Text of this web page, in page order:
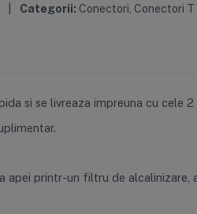
Categorii: Conectori Conectori T
si se livreaza impreuna cu cele 2
printr-un filtru de alcalinizare,